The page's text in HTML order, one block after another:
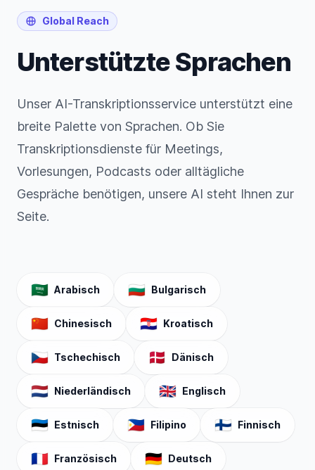
Global Reach
Unterstützte Sprachen
Unser AI-Transkriptionsservice unterstützt eine
breite Palette von Sprachen. Ob Sie
Transkriptionsdienste für Meetings,
Vorlesungen, Podcasts oder alltägliche
Gespräche benötigen, unsere AI steht Ihnen zur
Seite.
🇸🇦 Arabisch 🇧🇬 Bulgarisch
🇨🇳 Chinesisch 🇭🇷 Kroatisch
🇨🇿 Tschechisch 🇩🇰 Dänisch
🇳🇱 Niederländisch 🇬🇧 Englisch
🇪🇪 Estnisch 🇵🇭 Filipino 🇫🇮 Finnisch
🇫🇷 Französisch 🇩🇪 Deutsch